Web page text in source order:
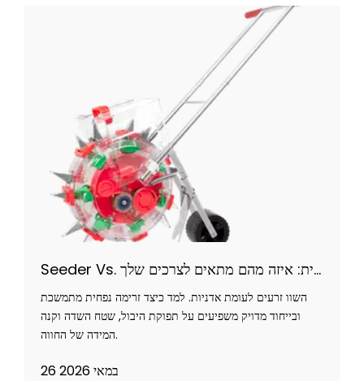
Seeder Vs. אדנית: איזה מהם מתאים לצרכים שלך?
השוו זרעים לעומת אדניות. למד כיצד זרימה נפחית מתמשכת
ובייחוד מדויק משפיעים על תפוקת היבול, שטח השדה וקנה
המידה של החווה.
26 במאי 2026